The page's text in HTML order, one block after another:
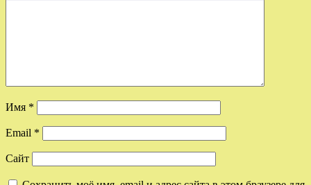
Имя *
Email *
Сайт